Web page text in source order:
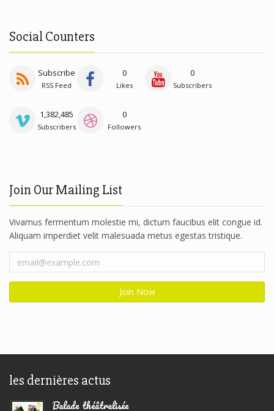
Social Counters
Subscribe
RSS Feed
0
Likes
0
Subscribers
1,382,485
Subscribers
0
Followers
Join Our Mailing List
Vivamus fermentum molestie mi, dictum faucibus elit congue id.
Aliquam imperdiet velit malesuada metus egestas tristique.
les dernières actus
Balade théâtralisée